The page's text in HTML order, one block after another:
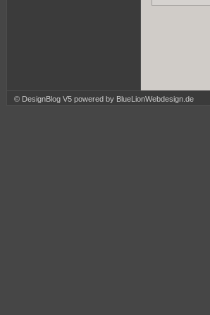
© DesignBlog V5 powered by BlueLionWebdesign.de